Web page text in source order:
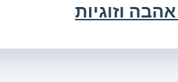
וזוגיות